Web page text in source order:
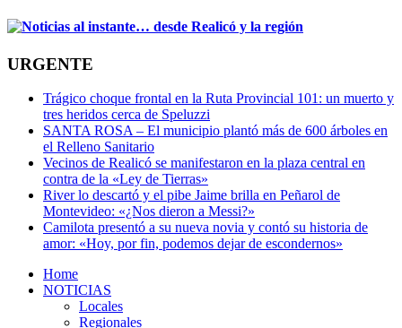
URGENTE
Trágico choque frontal en la Ruta Provincial 101: un muerto y
tres heridos cerca de Speluzzi
SANTA ROSA – El municipio plantó más de 600 árboles en
el Relleno Sanitario
Vecinos de Realicó se manifestaron en la plaza central en
contra de la «Ley de Tierras»
River lo descartó y el pibe Jaime brilla en Peñarol de
Montevideo: «¿Nos dieron a Messi?»
Camilota presentó a su nueva novia y contó su historia de
amor: «Hoy, por fin, podemos dejar de escondernos»
Home
NOTICIAS
Locales
Regionales